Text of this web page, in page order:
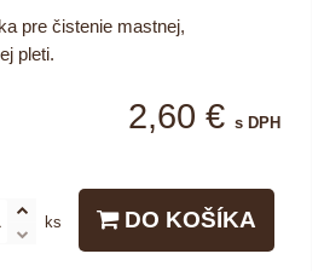
pre čistenie mastnej,
pleti.
2,60 € s DPH
ks DO KOŠÍKA